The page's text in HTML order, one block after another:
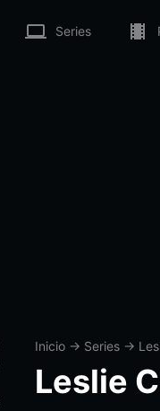
Series
Inicio → Series →
Leslie